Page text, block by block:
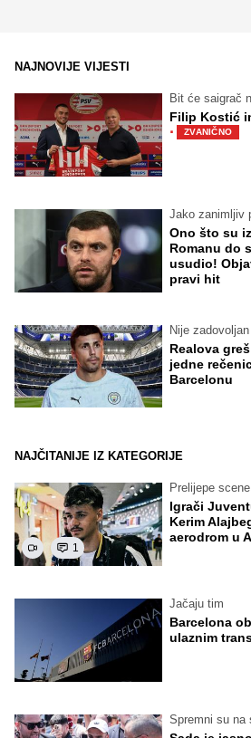
NAJNOVIJE VIJESTI
Bit će saigrač
Filip Kostić
· ZVANIČNO
Jako zanimljiv
Ono što su
Romanu do
usudio!
pravi hit
Nije zadovoljan
Realova
jedne
Barcelonu
NAJČITANIJE IZ KATEGORIJE
1
Prelijepe
Igrači
Kerim
aerodrom u
Jačaju tim
Barcelona
ulaznim
Spremni su na